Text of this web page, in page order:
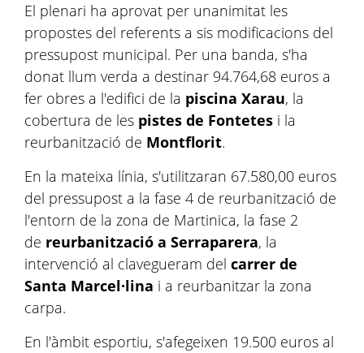
El plenari ha aprovat per unanimitat les
propostes del referents a sis modificacions del
pressupost municipal. Per una banda, s'ha
donat llum verda a destinar 94.764,68 euros a
fer obres a l'edifici de la piscina Xarau, la
cobertura de les pistes de Fontetes i la
reurbanització de Montflorit.
En la mateixa línia, s'utilitzaran 67.580,00 euros
del pressupost a la fase 4 de reurbanització de
l'entorn de la zona de Martinica, la fase 2
de reurbanització a Serraparera, la
intervenció al clavegueram del carrer de
Santa Marcel·lina i a reurbanitzar la zona
carpa.
En l'àmbit esportiu, s'afegeixen 19.500 euros al